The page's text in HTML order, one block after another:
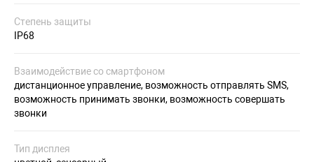
Степень защиты
IP68
Взаимодействие со смартфоном
дистанционное управление, возможность отправлять SMS,
возможность принимать звонки, возможность совершать
звонки
Тип дисплея